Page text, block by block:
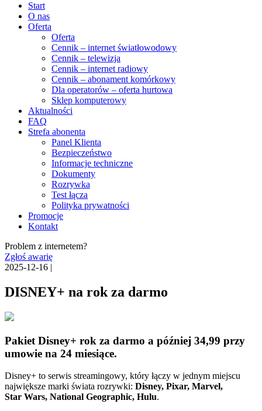
Start
O nas
Oferta
Oferta
Cennik – internet światłowodowy
Cennik – telewizja
Cennik – internet radiowy
Cennik – abonament komórkowy
Dla operatorów – oferta hurtowa
Sklep komputerowy
Aktualności
FAQ
Strefa abonenta
Panel Klienta
Bezpieczeństwo
Informacje techniczne
Dokumenty
Rozrywka
Test łącza
Polityka prywatności
Promocje
Kontakt
Problem z internetem?
Zgłoś awarię
2025-12-16 |
DISNEY+ na rok za darmo
Pakiet Disney+ rok za darmo a później 34,99 przy
umowie na 24 miesiące.
Disney+ to serwis streamingowy, który łączy w jednym miejscu
największe marki świata rozrywki: Disney, Pixar, Marvel,
Star Wars, National Geographic, Hulu.